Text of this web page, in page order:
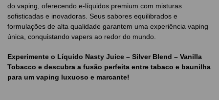
do vaping, oferecendo e-líquidos premium com misturas
sofisticadas e inovadoras. Seus sabores equilibrados e
formulações de alta qualidade garantem uma experiência vaping
única, conquistando vapers ao redor do mundo.
Experimente o Líquido Nasty Juice – Silver Blend – Vanilla
Tobacco e descubra a fusão perfeita entre tabaco e baunilha
para um vaping luxuoso e marcante!